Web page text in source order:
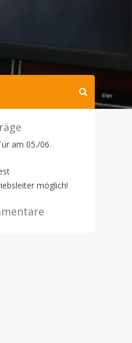
am 05./06.
möglich!